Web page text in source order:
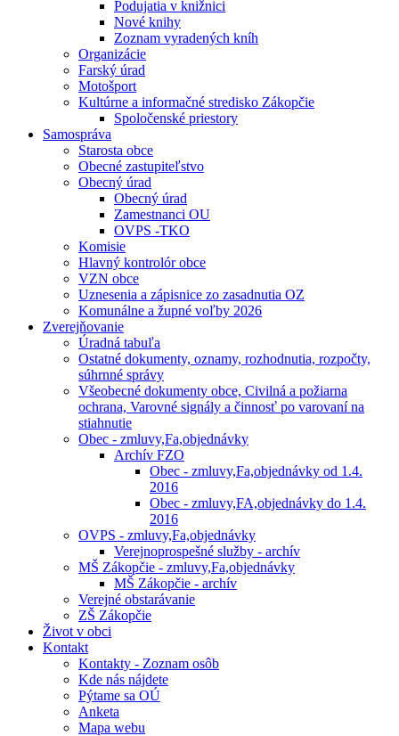
Podujatia v knižnici
Nové knihy
Zoznam vyradených kníh
Organizácie
Farský úrad
Motošport
Kultúrne a informačné stredisko Zákopčie
Spoločenské priestory
Samospráva
Starosta obce
Obecné zastupiteľstvo
Obecný úrad
Obecný úrad
Zamestnanci OU
OVPS -TKO
Komisie
Hlavný kontrolór obce
VZN obce
Uznesenia a zápisnice zo zasadnutia OZ
Komunálne a župné voľby 2026
Zverejňovanie
Úradná tabuľa
Ostatné dokumenty, oznamy, rozhodnutia, rozpočty,
súhrnné správy
Všeobecné dokumenty obce, Civilná a požiarna
ochrana, Varovné signály a činnosť po varovaní na
stiahnutie
Obec - zmluvy,Fa,objednávky
Archív FZO
Obec - zmluvy,Fa,objednávky od 1.4.
2016
Obec - zmluvy,FA,objednávky do 1.4.
2016
OVPS - zmluvy,Fa,objednávky
Verejnoprospešné služby - archív
MŠ Zákopčie - zmluvy,Fa,objednávky
MŠ Zákopčie - archív
Verejné obstarávanie
ZŠ Zákopčie
Život v obci
Kontakt
Kontakty - Zoznam osôb
Kde nás nájdete
Pýtame sa OÚ
Anketa
Mapa webu